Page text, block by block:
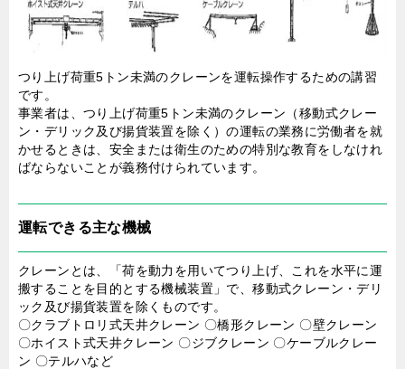
つり上げ荷重5トン未満のクレーンを運転操作するための講習
です。
事業者は、つり上げ荷重5トン未満のクレーン（移動式クレー
ン・デリック及び揚貨装置を除く）の運転の業務に労働者を就
かせるときは、安全または衛生のための特別な教育をしなけれ
ばならないことが義務付けられています。
運転できる主な機械
クレーンとは、「荷を動力を用いてつり上げ、これを水平に運
搬することを目的とする機械装置」で、移動式クレーン・デリ
ック及び揚貨装置を除くものです。
〇クラブトロリ式天井クレーン 〇橋形クレーン 〇壁クレーン
〇ホイスト式天井クレーン 〇ジブクレーン 〇ケーブルクレー
ン 〇テルハなど